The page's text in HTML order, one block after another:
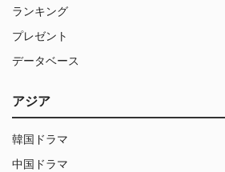
ランキング
プレゼント
データベース
アジア
韓国ドラマ
中国ドラマ